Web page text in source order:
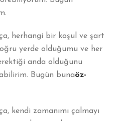
herhangi bir koşul ve şart
yerde olduğumu ve her
anda olduğunu
Bugün bunaöz-
kendi zamanımı çalmayı